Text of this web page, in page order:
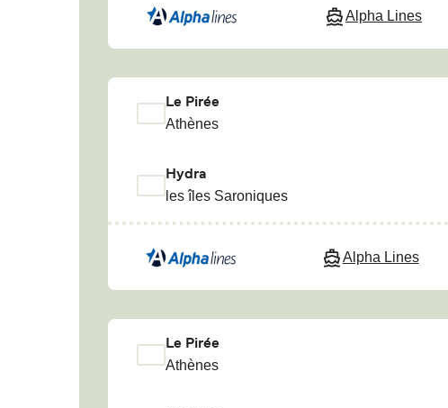
Alpha Lines
Le Pirée
Athènes
Hydra
les îles Saroniques
Alpha Lines
Le Pirée
Athènes